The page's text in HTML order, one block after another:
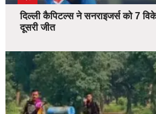
दिल्ली कैपिटल्स ने सनराइजर्स को 7
दूसरी जीत